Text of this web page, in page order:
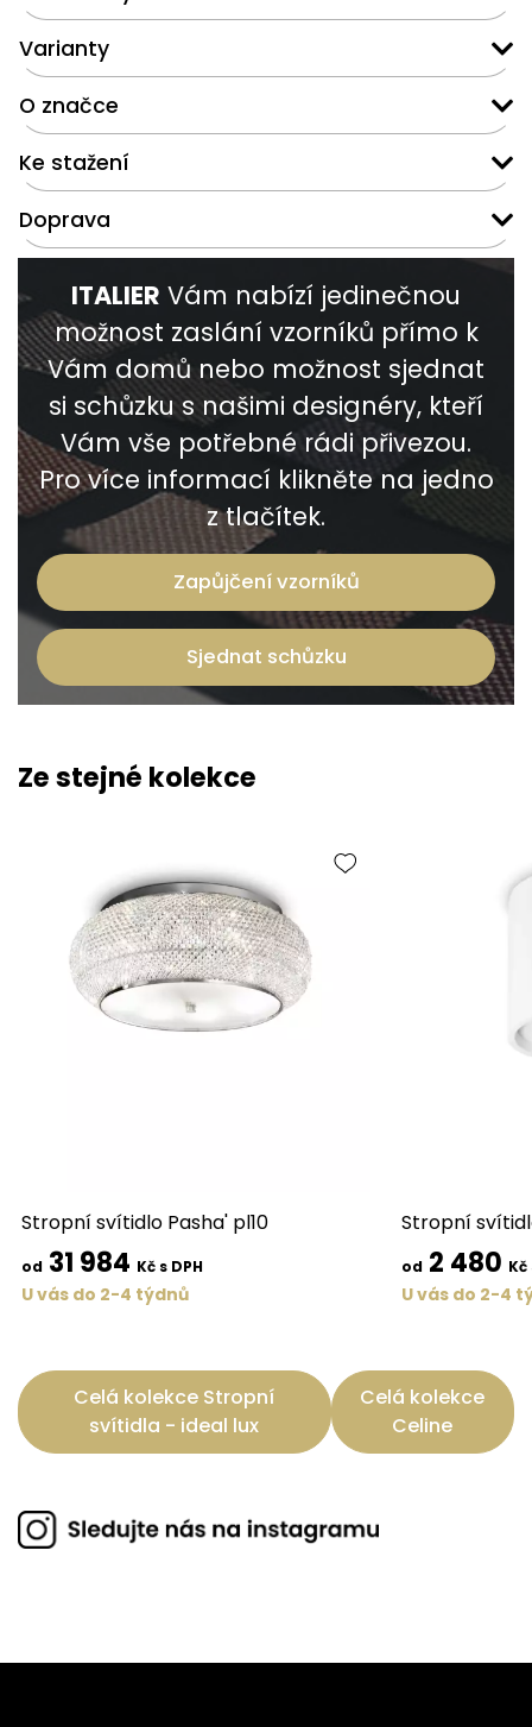
Varianty
O značce
Ke stažení
Doprava
ITALIER Vám nabízí jedinečnou
možnost zaslání vzorníků přímo k
Vám domů nebo možnost sjednat
si schůzku s našimi designéry, kteří
Vám vše potřebné rádi přivezou.
Pro více informací klikněte na jedno
z tlačítek.
Zapůjčení vzorníků
Sjednat schůzku
Ze stejné kolekce
Stropní svítidlo Pasha' pl10
od 31 984 Kč s DPH
U vás do 2-4 týdnů
Stropní
od 2 480 Kč
U vás do 2-4
Celá kolekce Stropní
svítidla - ideal lux
Celá kolekce
Celine